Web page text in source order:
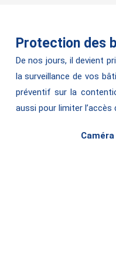
Protection des
De nos jours, il devient
la surveillance de vos
préventif sur la
aussi pour limiter